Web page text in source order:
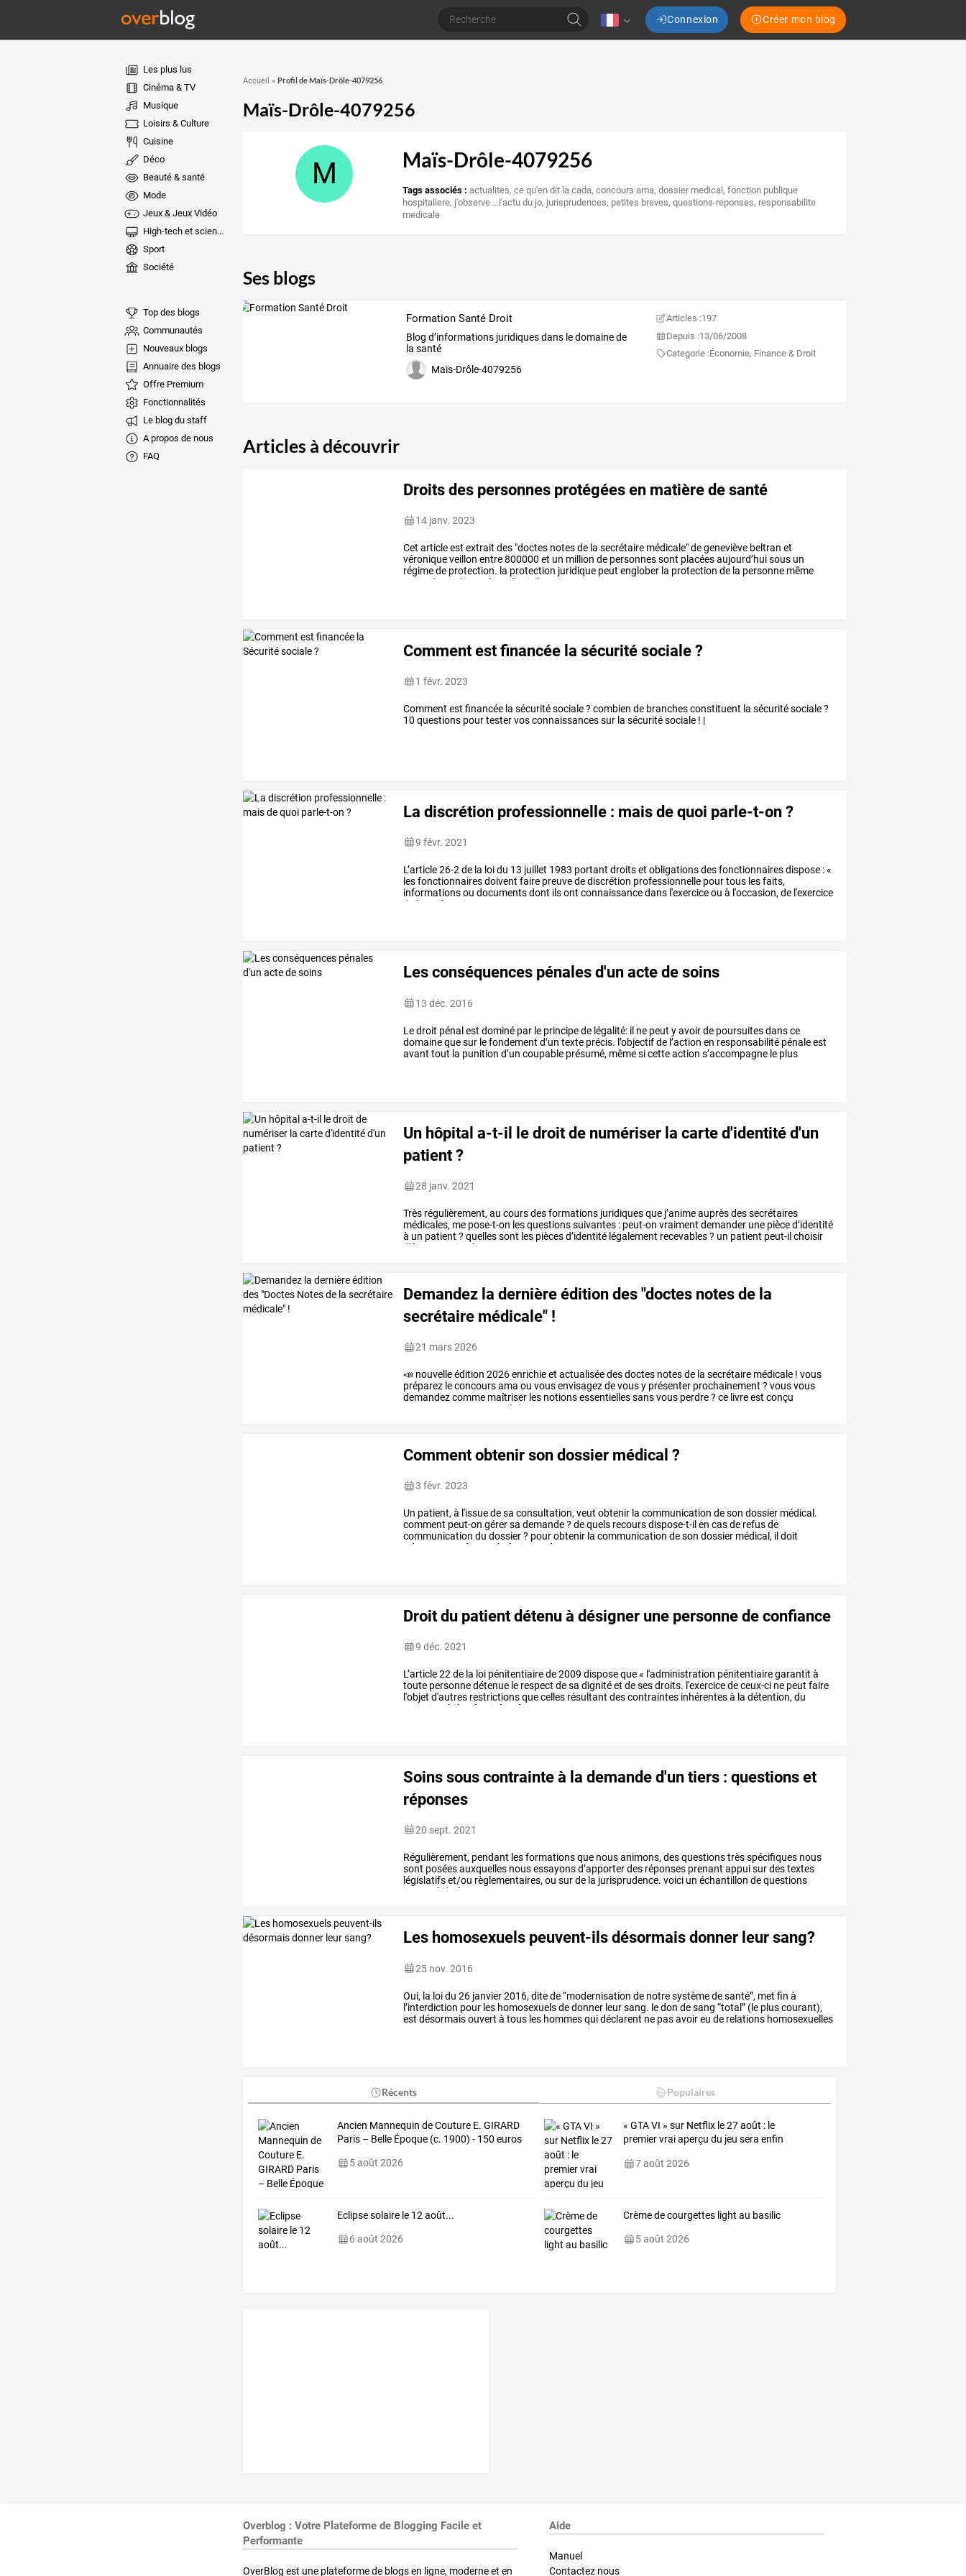
Connexion Créer mon blog
Les plus lus
Cinéma & TV
Musique
Loisirs & Culture
Cuisine
Déco
Beauté & santé
Mode
Jeux & Jeux Vidéo
High-tech et sciences
Sport
Société
Top des blogs
Communautés
Nouveaux blogs
Annuaire des blogs
Offre Premium
Fonctionnalités
Le blog du staff
A propos de nous
FAQ
Accueil » Profil de Maïs-Drôle-4079256
Maïs-Drôle-4079256
M Maïs-Drôle-4079256
Tags associés : actualites,ce qu'en dit la cada,concours ama,dossier medical,fonction publique
hospitaliere, j'observe ...l'actu du jo, jurisprudences, petites breves,questions-reponses, responsabilite
medicale
Ses blogs
Formation Santé Droit
Blog d’informations juridiques dans le domaine de
la santé
Maïs-Drôle-4079256
Articles :197
Depuis :13/06/2008
Categorie :Économie, Finance & Droit
Articles à découvrir
Droits des personnes protégées en matière de santé
14 janv. 2023
Cet articleest extrait des "doctes notesde la secrétaire médicale"degeneviève beltran et
véroniqueveillon entre800000 et un million de personnessont placéesaujourd’huisous un
régimede protection. la protection juridique peut englober la protection de la personne même
de biens. le code civil
Comment est financée la sécurité sociale ?
1 févr. 2023
Comment est financée la sécurité sociale ? combien de branches constituent la sécurité sociale ?
10 questions pour tester vos connaissances sur la sécurité sociale ! |
La discrétion professionnelle : mais de quoi parle-t-on ?
9 févr. 2021
L’article26-2 de la loidu 13 juillet 1983 portant droitset obligationsdesfonctionnairesdispose :«
lesfonctionnairesdoivent faire preuvedediscrétion professionnelle pourtous lesfaits,
informationsou documentsdont ilsont connaissancedans l'exerciceou à l'occasion, de l'exercice
de
leurs fonctions.
Les conséquences pénales d'un acte de soins
13 déc. 2016
Ledroit pénal est dominé par le principede légalité: il ne peut yavoirde poursuitesdansce
domainequesur lefondement d’un texte précis. l’objectifde l’action en responsabilité pénaleest
avant tout la punition d’un coupable présumé, mêmesicetteaction s’accompagne le plus
Un hôpital a-t-il le droit de numériser la carte d'identité d'un
patient ?
28 janv. 2021
Très régulièrement,au coursdesformations juridiquesque j’animeauprèsdessecrétaires
médicales, me pose-t-on lesquestionssuivantes : peut-on vraiment demander une pièced’identité
à un patient ? quellessont les piècesd’identité légalement recevables? un patient peut-il choisir
d’être
enregistré
Demandez la dernière édition des "doctes notes de la
secrétaire médicale" !
21 mars 2026
📣 nouvelleédition 2026enrichieet actualiséedesdoctes notesde la secrétaire médicale ! vous
préparez leconcoursama ou vousenvisagezdevousy présenter prochainement ? vousvous
demandezcomme maîtriser les notionsessentiellessansvous perdre? ce livreest conçu
il s'agit
Comment obtenir son dossier médical ?
3 févr. 2023
Un patient, à l'issuedesa consultation, veut obtenir la communication deson dossier médical.
comment peut-on gérersa demande? dequels recoursdispose-t-il en casde refusde
communication du dossier? pourobtenir la communication deson dossier médical, il doit
adresser
demande écrite directeur
Droit du patient détenu à désigner une personne de confiance
9 déc. 2021
L’article22 de la loi pénitentiairede2009 disposeque« l'administration pénitentiairegarantit à
toute personnedétenue le respect desa dignitéet desesdroits. l'exercicedeceux-ci ne peut faire
l'objet d'autres restrictionsquecelles résultant descontraintes inhérentesà la détention, du
maintien
de la sécurité du
Soins sous contrainte à la demande d'un tiers : questions et
réponses
20 sept. 2021
Régulièrement, pendant lesformationsque nousanimons, desquestionstrèsspécifiques nous
sont poséesauxquelles nousessayonsd’apporterdes réponses prenant appuisurdestextes
législatifset/ou règlementaires, ou surde la jurisprudence. voici un échantillon dequestions
issues
de la formation
Les homosexuels peuvent-ils désormais donner leur sang?
25 nov. 2016
Oui, la loidu 26 janvier2016, ditede“modernisation de notresystèmedesanté”, met fin à
l’interdiction pour les homosexuelsdedonner leursang. ledon desang “total” (le pluscourant),
est désormaisouvert à tous les hommesquidéclarent ne pasavoireu de relations homosexuelles
Récents Populaires
Ancien Mannequin de Couture E. GIRARD
Paris – Belle Époque (c. 1900) - 150 euros
5 août 2026
« GTA VI » sur Netflix le 27 août : le
premier vrai aperçu du jeu sera enfin
7 août 2026
Eclipse solaire le 12 août...
6 août 2026
Crème de courgettes light au basilic
5 août 2026
Overblog : Votre Plateforme de Blogging Facile et
Performante
OverBlog est une plateforme de blogs en ligne, moderne et en
Aide
Manuel
Contactez nous